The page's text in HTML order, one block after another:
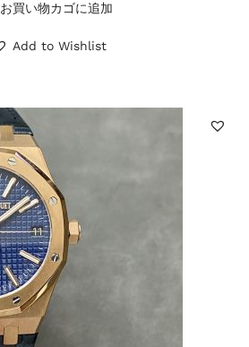
お買い物カゴに追加
Add to Wishlist